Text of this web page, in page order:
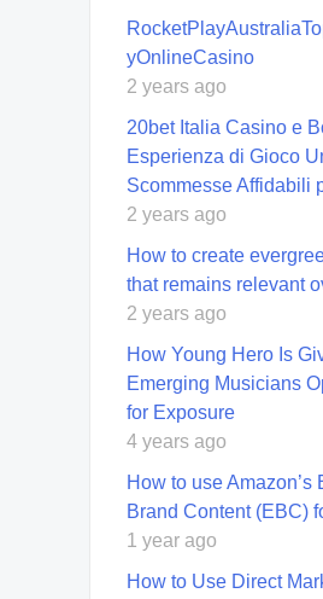
yOnlineCasino
2 years ago
20bet Italia Casino e
Esperienza di Gioco
Scommesse Affidabili
2 years ago
How to create
that remains relevant
2 years ago
How Young Hero Is
Emerging Musicians
for Exposure
4 years ago
How to use Amazon’s
Brand Content (EBC)
1 year ago
How to Use Direct